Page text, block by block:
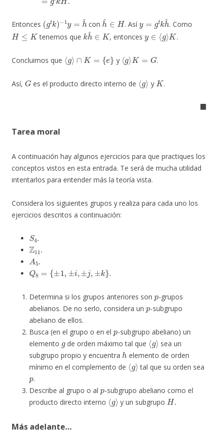
Entonces
(g tk)
− 1y = h
con
h ∈H
. Así
kh ^
. Como
H≤
tenemos que
k h ∈K
, entonces
∈⟨ g ⟩ K
.
Concluimos que
⟨ g K=
y
⟨ g K=
.
Así,
G
es el producto directo interno de
⟨ g
y
K
.
◼
Tarea moral
A continuación hay algunos ejercicios para que practiques los
conceptos vistos en esta entrada. Te será de mucha utilidad
intentarlos para entender más la teoría vista.
Considera los siguientes grupos y realiza para cada uno los
ejercicios descritos a continuación:
S4
Z11
A5.
Q8 ± 1 ± j k }
Determina si los grupos anteriores son
-grupos
abelianos. De no serlo, considera un
p
-subgrupo
abeliano de ellos.
Busca (en el grupo o en el
-subgrupo abeliano) un
elemento
g
de orden máximo tal que
⟨g⟩
sea un
subgrupo propio y encuentra
h
elemento de orden
mínimo en el complemento de
⟨g⟩
tal que su orden sea
p
.
Describe al grupo o al
-subgrupo abeliano como el
producto directo interno
⟨g⟩
y un subgrupo
H.
Más adelante…